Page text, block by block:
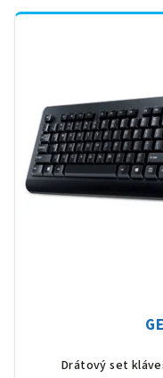
Drátový set